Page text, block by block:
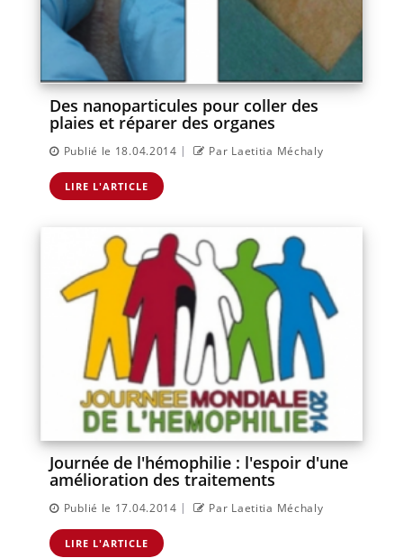
Des nanoparticules pour coller des
plaies et réparer des organes
Publié le 18.04.2014 | Par Laetitia Méchaly
LIRE L'ARTICLE
Journée de l'hémophilie : l'espoir d'une
amélioration des traitements
Publié le 17.04.2014 | Par Laetitia Méchaly
LIRE L'ARTICLE